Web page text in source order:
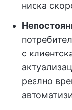
ниска
с
реално